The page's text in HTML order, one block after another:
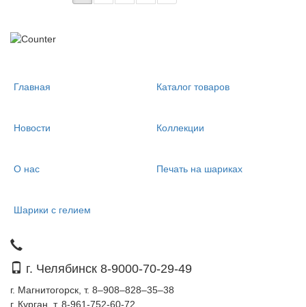
Главная Каталог товаров
Новости Коллекции
О нас Печать на шариках
Шарики с гелием
г. Челябинск 8-9000-70-29-49
г. Магнитогорск, т. 8–908–828–35–38
г. Курган, т. 8-961-752-60-72